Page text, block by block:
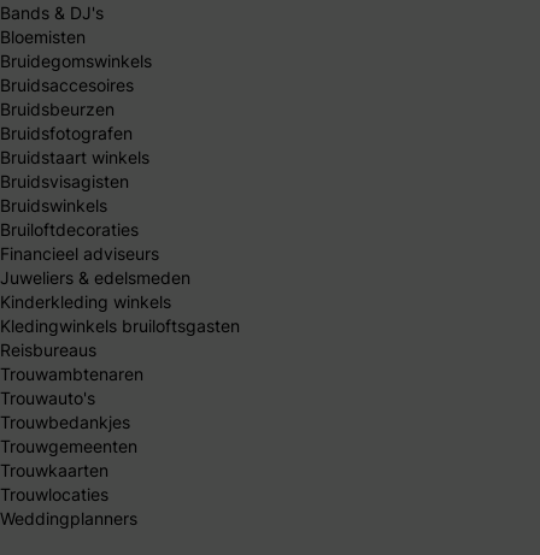
Bands & DJ's
Bloemisten
Bruidegomswinkels
Bruidsaccesoires
Bruidsbeurzen
Bruidsfotografen
Bruidstaart winkels
Bruidsvisagisten
Bruidswinkels
Bruiloftdecoraties
Financieel adviseurs
Juweliers & edelsmeden
Kinderkleding winkels
Kledingwinkels bruiloftsgasten
Reisbureaus
Trouwambtenaren
Trouwauto's
Trouwbedankjes
Trouwgemeenten
Trouwkaarten
Trouwlocaties
Weddingplanners